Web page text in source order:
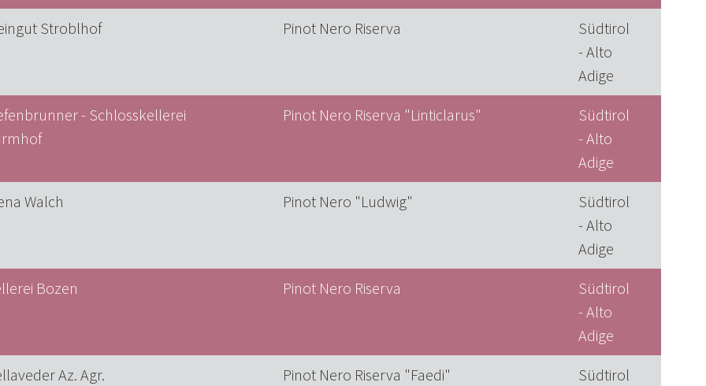
Stroblhof Pinot Nero Riserva
Südtirol
- Alto
Adige
- Schlosskellerei
Pinot Nero Riserva "Linticlarus"
Südtirol
- Alto
Adige
Walch Pinot Nero "Ludwig"
Südtirol
- Alto
Adige
Bozen Pinot Nero Riserva
Südtirol
- Alto
Adige
Az. Agr. Pinot Nero Riserva "Faedi"
Südtirol